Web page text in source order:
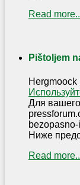
Read
Pištoljem
Hergmoock
Для
Ниже
Read